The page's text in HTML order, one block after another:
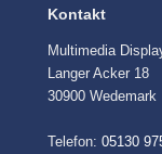
Kontakt
Multimedia
Langer Acker 18
30900 Wedemark
Telefon: 05130